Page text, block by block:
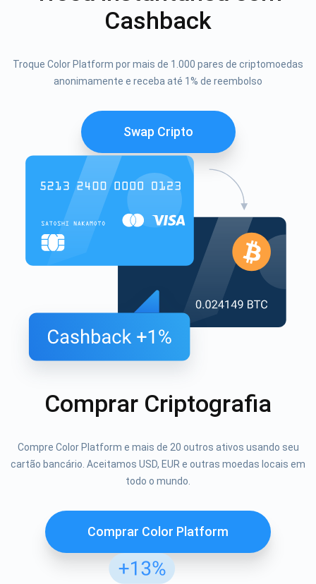
Cashback
Troque Color Platform por mais de 1.000 pares de criptomoedas
anonimamente e receba até 1% de reembolso
Swap Cripto
Comprar Criptografia
Compre Color Platform e mais de 20 outros ativos usando seu
cartão bancário. Aceitamos USD, EUR e outras moedas locais em
todo o mundo.
Comprar Color Platform